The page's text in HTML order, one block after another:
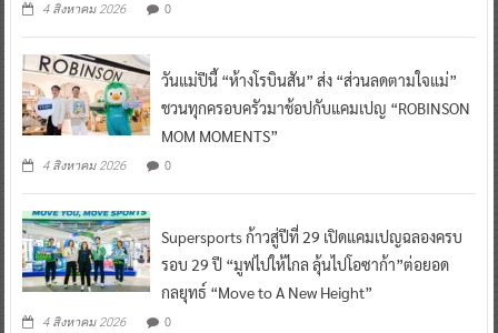
4 สิงหาคม 2026 0
วันแม่ปีนี้ “ห้างโรบินสัน” ส่ง “ส่วนลดตามใจแม่”
ชวนทุกครอบครัวมาช้อปกับแคมเปญ “ROBINSON
MOM MOMENTS”
4 สิงหาคม 2026 0
Supersports ก้าวสู่ปีที่ 29 เปิดแคมเปญฉลองครบ
รอบ 29 ปี “มูฟไปให้ไกล ลุ้นไปโอซาก้า”ต่อยอด
กลยุทธ์ “Move to A New Height”
4 สิงหาคม 2026 0